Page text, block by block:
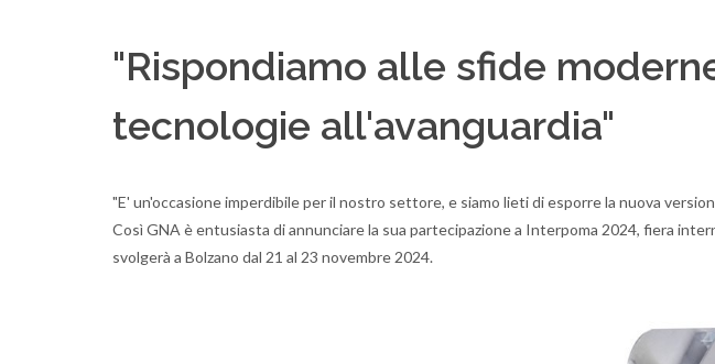
"Rispondiamo alle sfide
tecnologie all'avanguardia"
"E' un'occasione imperdibile per il nostro settore, e siamo lieti di esporre la nuova
Così GNA è entusiasta di annunciare la sua partecipazione a Interpoma 2024, fiera
svolgerà a Bolzano dal 21 al 23 novembre 2024.